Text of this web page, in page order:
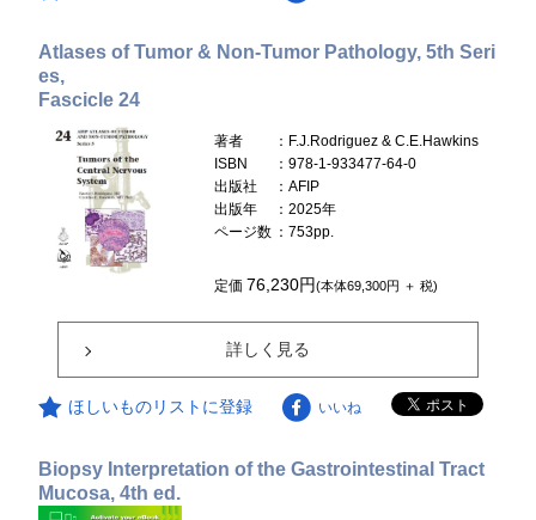
Atlases of Tumor & Non-Tumor Pathology, 5th Seri
es,
Fascicle 24
著者
：F.J.Rodriguez & C.E.Hawkins
ISBN
：978-1-933477-64-0
出版社
：AFIP
出版年
：2025年
ページ数 ：753pp.
定価76,230円(本体69,300円 ＋ 税)
詳しく見る
ほしいものリストに登録 いいね
Biopsy Interpretation of the Gastrointestinal Tract
Mucosa, 4th ed.